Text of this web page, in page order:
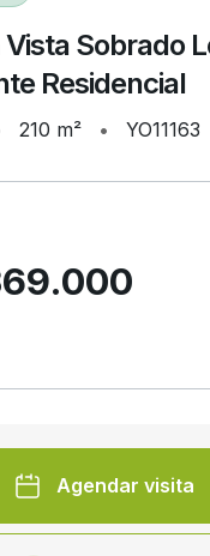
Sobrado
Residencial
210 m² • YO11163
Agendar visita